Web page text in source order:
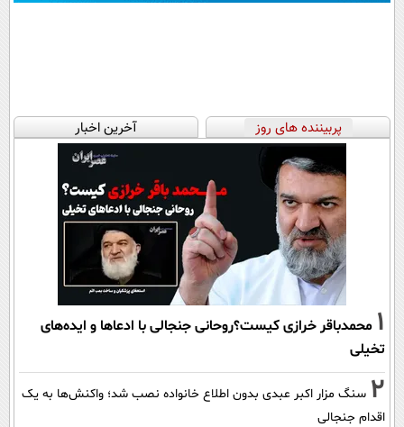
پربیننده های روز آخرین اخبار
1 محمدباقر خرازی کیست؟روحانی جنجالی با ادعاها و ایده‌های
تخیلی
2 سنگ مزار اکبر عبدی بدون اطلاع خانواده نصب شد؛ واکنش‌ها به یک
اقدام جنجالی